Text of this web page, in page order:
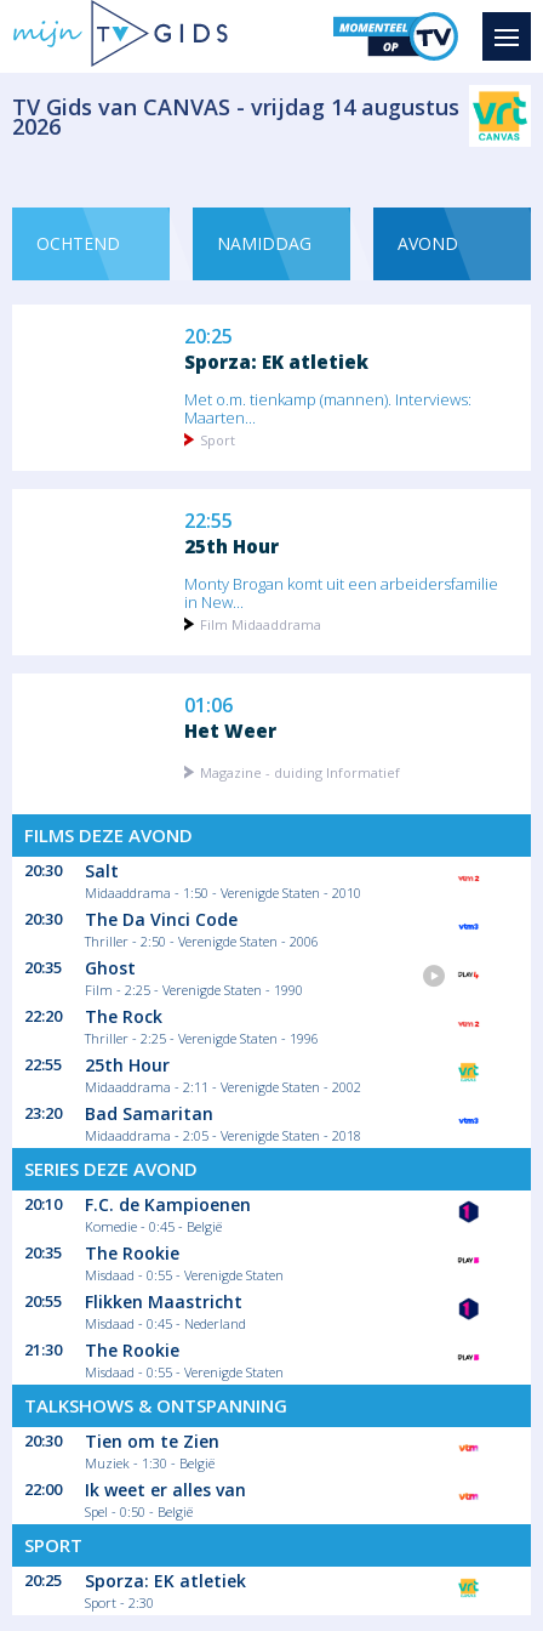
​TV Gids van CANVAS - vrijdag 14 augustus
2026
OCHTEND NAMIDDAG AVOND
Magazine - duiding Informatief
20:25
Sporza: EK atletiek
Met o.m. tienkamp (mannen). Interviews:
Maarten...
Sport
22:55
25th Hour
Monty Brogan komt uit een arbeidersfamilie
in New...
Film Midaaddrama
01:06
Het Weer
Magazine - duiding Informatief
01:10
Canvaslus
Terzake - Reyers Laat
FILMS DEZE AVOND
20:30 Salt
Midaaddrama - 1:50 - Verenigde Staten - 2010
20:30 The Da Vinci Code
Thriller - 2:50 - Verenigde Staten - 2006
20:35 Ghost
Film - 2:25 - Verenigde Staten - 1990
22:20 The Rock
Thriller - 2:25 - Verenigde Staten - 1996
22:55 25th Hour
Midaaddrama - 2:11 - Verenigde Staten - 2002
23:20 Bad Samaritan
Midaaddrama - 2:05 - Verenigde Staten - 2018
SERIES DEZE AVOND
20:10 F.C. de Kampioenen
Komedie - 0:45 - België
20:35 The Rookie
Misdaad - 0:55 - Verenigde Staten
20:55 Flikken Maastricht
Misdaad - 0:45 - Nederland
21:30 The Rookie
Misdaad - 0:55 - Verenigde Staten
TALKSHOWS & ONTSPANNING
20:30 Tien om te Zien
Muziek - 1:30 - België
22:00 Ik weet er alles van
Spel - 0:50 - België
SPORT
20:25 Sporza: EK atletiek
Sport - 2:30